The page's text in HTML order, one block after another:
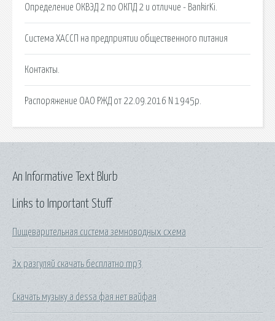
Определение ОКВЭД 2 по ОКПД 2 и отличие - BankirKi.
Система ХАССП на предприятии общественного питания
Контакты.
Распоряжение ОАО РЖД от 22.09.2016 N 1945р.
Links to Important Stuff
Пищеварительная система земноводных схема
Эх разгуляй скачать бесплатно mp3
Скачать музыку a dessa фая нет вайфая
An Informative Text Blurb